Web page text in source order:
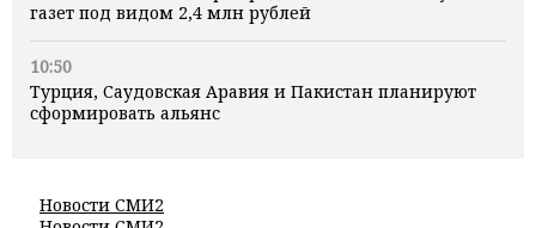
газет под видом 2,4 млн рублей
10:50
Турция, Саудовская Аравия и Пакистан планируют
сформировать альянс
Новости СМИ2